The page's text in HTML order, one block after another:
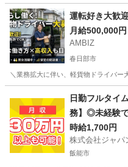
埼玉 加須市 加須駅 倉庫
運転好き⼤歓
月給500,000円
AMBIZ
春日部市
＼業務拡大に伴い、軽貨物ドライバ
物流 貨物
日勤フルタイ
務】◎未経験
ム寮完備！
時給1,700円
株式会社ジャパ
飯能市